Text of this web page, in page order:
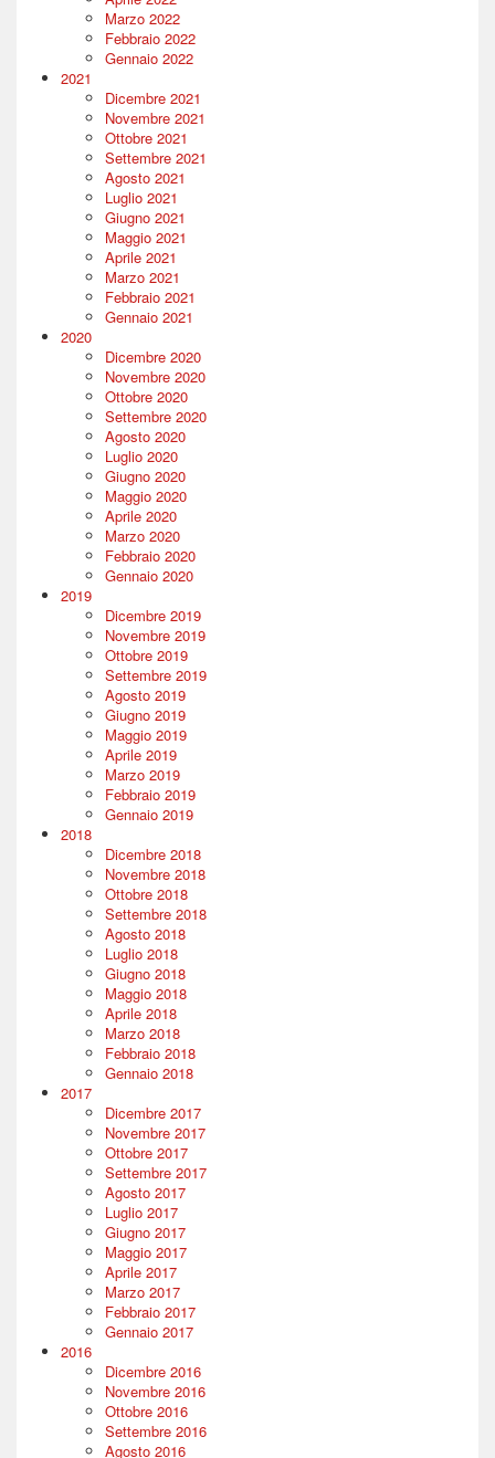
Marzo 2022
Febbraio 2022
Gennaio 2022
2021
Dicembre 2021
Novembre 2021
Ottobre 2021
Settembre 2021
Agosto 2021
Luglio 2021
Giugno 2021
Maggio 2021
Aprile 2021
Marzo 2021
Febbraio 2021
Gennaio 2021
2020
Dicembre 2020
Novembre 2020
Ottobre 2020
Settembre 2020
Agosto 2020
Luglio 2020
Giugno 2020
Maggio 2020
Aprile 2020
Marzo 2020
Febbraio 2020
Gennaio 2020
2019
Dicembre 2019
Novembre 2019
Ottobre 2019
Settembre 2019
Agosto 2019
Giugno 2019
Maggio 2019
Aprile 2019
Marzo 2019
Febbraio 2019
Gennaio 2019
2018
Dicembre 2018
Novembre 2018
Ottobre 2018
Settembre 2018
Agosto 2018
Luglio 2018
Giugno 2018
Maggio 2018
Aprile 2018
Marzo 2018
Febbraio 2018
Gennaio 2018
2017
Dicembre 2017
Novembre 2017
Ottobre 2017
Settembre 2017
Agosto 2017
Luglio 2017
Giugno 2017
Maggio 2017
Aprile 2017
Marzo 2017
Febbraio 2017
Gennaio 2017
2016
Dicembre 2016
Novembre 2016
Ottobre 2016
Settembre 2016
Agosto 2016